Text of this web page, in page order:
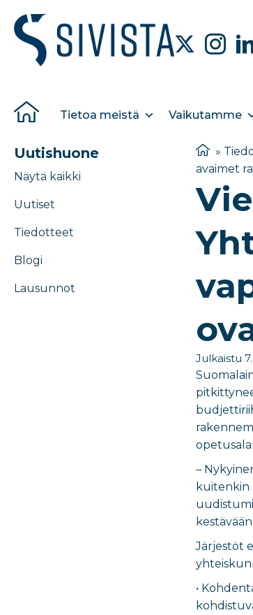
Tietoa meistä Vaikutamme
Uutishuone
Näytä kaikki
Uutiset
Tiedotteet
Blogi
Lausunnot
»
avaimet
Julkaistu
–
kuitenkin
Järjestöt
•